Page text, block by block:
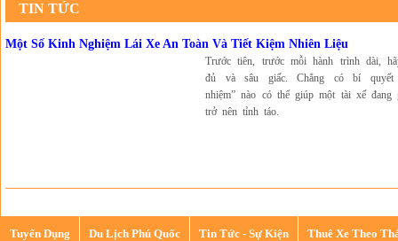
TIN TỨC
Một Số Kinh Nghiệm Lái Xe An Toàn Và Tiết Kiệm Nhiên Liệu
Trước tiên, trước mỗi hành trình dài,
đủ và sâu giấc. Chẳng có bí quyết
nhiệm” nào có thể giúp một tài xế đang
trở nên tỉnh táo.
Tuyển Dụng Du Lịch Phú Quốc Tin Tức - Sự Kiện Thuê Xe Theo